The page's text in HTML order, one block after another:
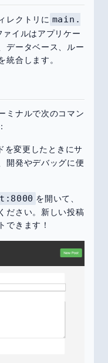
レクトリに main.
イルはアプリケー
データベース、ルー
統合します。
ミナルで次のコマン
を変更したときにサ
開発やデバッグに便
を開いて、
ださい。新しい投稿
できます！